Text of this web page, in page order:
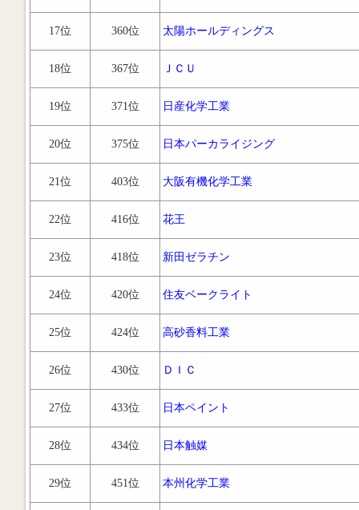
17位 360位 太陽ホールディングス
18位 367位 ＪＣＵ
19位 371位 日産化学工業
20位 375位 日本パーカライジング
21位 403位 大阪有機化学工業
22位 416位 花王
23位 418位 新田ゼラチン
24位 420位 住友ベークライト
25位 424位 高砂香料工業
26位 430位 ＤＩＣ
27位 433位 日本ペイント
28位 434位 日本触媒
29位 451位 本州化学工業